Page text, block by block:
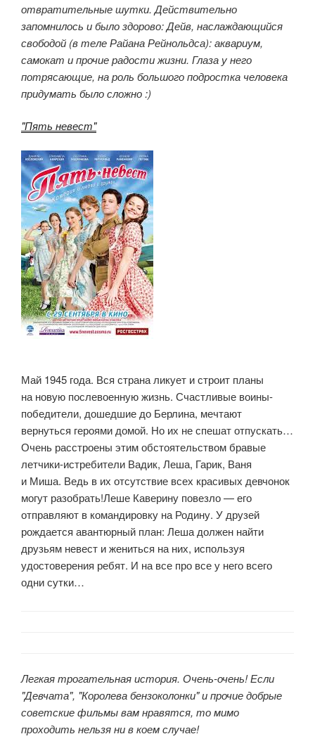
отвратительные шутки. Действительно
запомнилось и было здорово: Дейв, наслаждающийся
свободой (в теле Райана Рейнольдса): аквариум,
самокат и прочие радости жизни. Глаза у него
потрясающие, на роль большого подростка человека
придумать было сложно :)
"Пять невест"
Май 1945 года. Вся страна ликует и строит планы
на новую послевоенную жизнь. Счастливые воины-
победители, дошедшие до Берлина, мечтают
вернуться героями домой. Но их не спешат отпускать…
Очень расстроены этим обстоятельством бравые
летчики-истребители Вадик, Леша, Гарик, Ваня
и Миша. Ведь в их отсутствие всех красивых девчонок
могут разобрать!Леше Каверину повезло — его
отправляют в командировку на Родину. У друзей
рождается авантюрный план: Леша должен найти
друзьям невест и жениться на них, используя
удостоверения ребят. И на все про все у него всего
одни сутки…
Легкая трогательная история. Очень-очень! Если
"Девчата", "Королева бензоколонки" и прочие добрые
советские фильмы вам нравятся, то мимо
проходить нельзя ни в коем случае!